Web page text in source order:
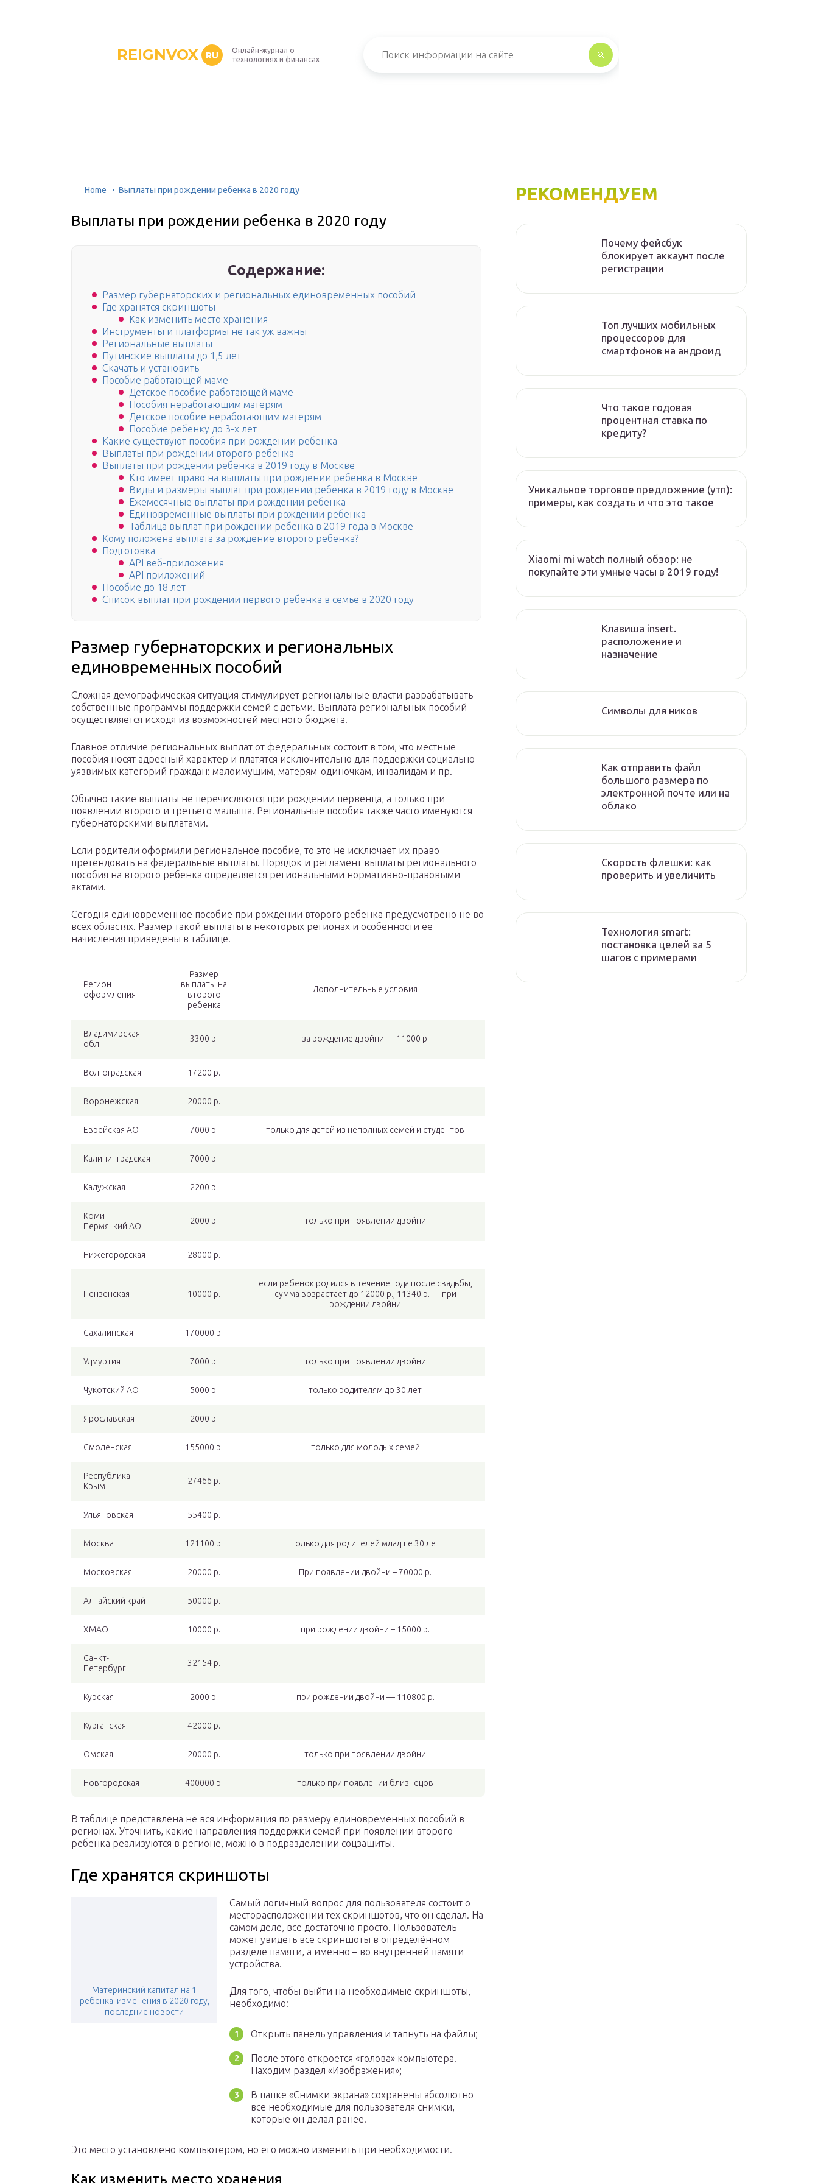
REIGNVOX RU
Онлайн-журнал о
технологиях и финансах
Home Выплаты при рождении ребенка в 2020 году
Выплаты при рождении ребенка в 2020 году
Содержание:
Размер губернаторских и региональных единовременных пособий
Где хранятся скриншоты
Как изменить место хранения
Инструменты и платформы не так уж важны
Региональные выплаты
Путинские выплаты до 1,5 лет
Скачать и установить
Пособие работающей маме
Детское пособие работающей маме
Пособия неработающим матерям
Детское пособие неработающим матерям
Пособие ребенку до 3-х лет
Какие существуют пособия при рождении ребенка
Выплаты при рождении второго ребенка
Выплаты при рождении ребенка в 2019 году в Москве
Кто имеет право на выплаты при рождении ребенка в Москве
Виды и размеры выплат при рождении ребенка в 2019 году в Москве
Ежемесячные выплаты при рождении ребенка
Единовременные выплаты при рождении ребенка
Таблица выплат при рождении ребенка в 2019 года в Москве
Кому положена выплата за рождение второго ребенка?
Подготовка
API веб-приложения
API приложений
Пособие до 18 лет
Список выплат при рождении первого ребенка в семье в 2020 году
Размер губернаторских и региональных
единовременных пособий
Сложная демографическая ситуация стимулирует региональные власти разрабатывать
собственные программы поддержки семей с детьми. Выплата региональных пособий
осуществляется исходя из возможностей местного бюджета.
Главное отличие региональных выплат от федеральных состоит в том, что местные
пособия носят адресный характер и платятся исключительно для поддержки социально
уязвимых категорий граждан: малоимущим, матерям-одиночкам, инвалидам и пр.
Обычно такие выплаты не перечисляются при рождении первенца, а только при
появлении второго и третьего малыша. Региональные пособия также часто именуются
губернаторскими выплатами.
Если родители оформили региональное пособие, то это не исключает их право
претендовать на федеральные выплаты. Порядок и регламент выплаты регионального
пособия на второго ребенка определяется региональными нормативно-правовыми
актами.
Сегодня единовременное пособие при рождении второго ребенка предусмотрено не во
всех областях. Размер такой выплаты в некоторых регионах и особенности ее
начисления приведены в таблице.
Регион
оформления
Размер
выплаты на
второго
ребенка
Дополнительные условия
Владимирская
обл.
3300 р. за рождение двойни — 11000 р.
Волгоградская 17200 р.
Воронежская 20000 р.
Еврейская АО 7000 р. только для детей из неполных семей и студентов
Калининградская 7000 р.
Калужская 2200 р.
Коми-
Пермяцкий АО
2000 р. только при появлении двойни
Нижегородская 28000 р.
Пензенская 10000 р.
если ребенок родился в течение года после свадьбы,
сумма возрастает до 12000 р., 11340 р. — при
рождении двойни
Сахалинская 170000 р.
Удмуртия 7000 р. только при появлении двойни
Чукотский АО 5000 р. только родителям до 30 лет
Ярославская 2000 р.
Смоленская 155000 р. только для молодых семей
Республика
Крым
27466 р.
Ульяновская 55400 р.
Москва 121100 р. только для родителей младше 30 лет
Московская 20000 р. При появлении двойни – 70000 р.
Алтайский край 50000 р.
ХМАО 10000 р. при рождении двойни – 15000 р.
Санкт-
Петербург
32154 р.
Курская 2000 р. при рождении двойни — 110800 р.
Курганская 42000 р.
Омская 20000 р. только при появлении двойни
Новгородская 400000 р. только при появлении близнецов
В таблице представлена не вся информация по размеру единовременных пособий в
регионах. Уточнить, какие направления поддержки семей при появлении второго
ребенка реализуются в регионе, можно в подразделении соцзащиты.
Где хранятся скриншоты
Материнский капитал на 1
ребенка: изменения в 2020 году,
последние новости
Самый логичный вопрос для пользователя состоит о
месторасположении тех скриншотов, что он сделал. На
самом деле, все достаточно просто. Пользователь
может увидеть все скриншоты в определённом
разделе памяти, а именно – во внутренней памяти
устройства.
Для того, чтобы выйти на необходимые скриншоты,
необходимо:
Открыть панель управления и тапнуть на файлы;
После этого откроется «голова» компьютера.
Находим раздел «Изображения»;
В папке «Снимки экрана» сохранены абсолютно
все необходимые для пользователя снимки,
которые он делал ранее.
Это место установлено компьютером, но его можно изменить при необходимости.
Как изменить место хранения
РЕКОМЕНДУЕМ
Почему фейсбук
блокирует аккаунт после
регистрации
Топ лучших мобильных
процессоров для
смартфонов на андроид
Что такое годовая
процентная ставка по
кредиту?
Уникальное торговое предложение (утп):
примеры, как создать и что это такое
Xiaomi mi watch полный обзор: не
покупайте эти умные часы в 2019 году!
Клавиша insert.
расположение и
назначение
Символы для ников
Как отправить файл
большого размера по
электронной почте или на
облако
Скорость флешки: как
проверить и увеличить
Технология smart:
постановка целей за 5
шагов с примерами